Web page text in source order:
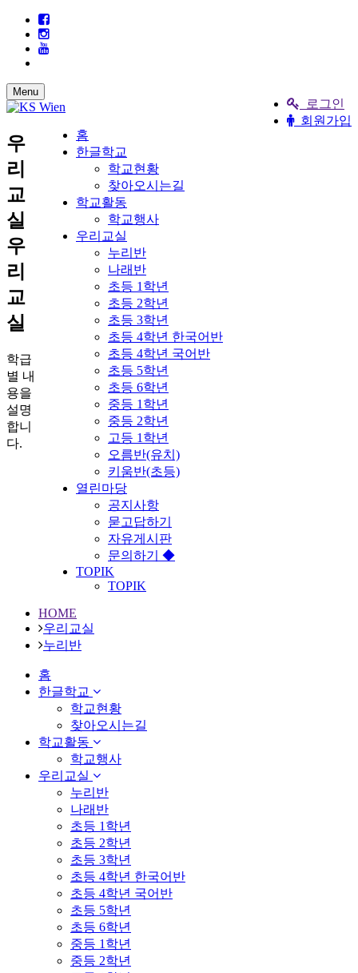
로그인
회원가입
Menu
홈
한글학교
학교현황
찾아오시는길
학교활동
학교행사
우리교실
누리반
나래반
초등 1학년
초등 2학년
초등 3학년
초등 4학년 한국어반
초등 4학년 국어반
초등 5학년
초등 6학년
중등 1학년
중등 2학년
고등 1학년
오름반(유치)
키움반(초등)
열린마당
공지사항
묻고답하기
자유게시판
문의하기 ◆
TOPIK
TOPIK
우
리
교
실
우
리
교
실
학급
별 내
용을
설명
합니
다.
HOME
우리교실
누리반
홈
한글학교
학교현황
찾아오시는길
학교활동
학교행사
우리교실
누리반
나래반
초등 1학년
초등 2학년
초등 3학년
초등 4학년 한국어반
초등 4학년 국어반
초등 5학년
초등 6학년
중등 1학년
중등 2학년